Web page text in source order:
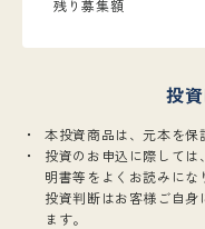
残り募集額
投
本投資商品は、元本を保
投資のお申込に際して
明書等をよくお読みにな
投資判断はお客様ご自
ます。